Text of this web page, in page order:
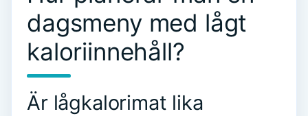
dagsmeny med lågt
kaloriinnehåll?
Är lågkalorimat lika